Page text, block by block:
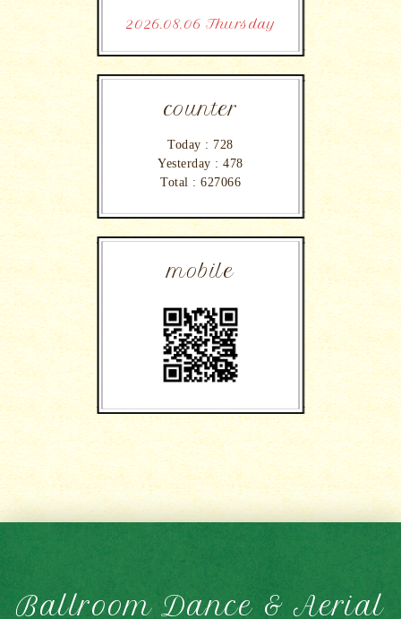
2026.08.06 Thursday
counter
Today : 728
Yesterday :478
Total : 627066
mobile
Ballroom Dance & Aerial